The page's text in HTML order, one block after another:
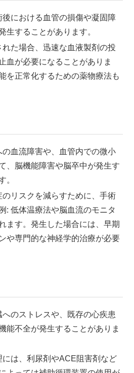
後における血管の損傷や凝固障
生することがあります。
た場合、迅速な血液製剤の投
血が必要になることがありま
を正常化するための薬物療法も
の血流障害や、血管内での微小
、脳機能障害や脳卒中が発生す
。
リスクを減らすために、手術
: 低体温療法や脳血流のモニタ
ます。発生した場合には、早期
や専門的な神経学的治療が必要
へのストレスや、既存の心疾患
能不全が発生することがありま
には、利尿剤やACE阻害剤など